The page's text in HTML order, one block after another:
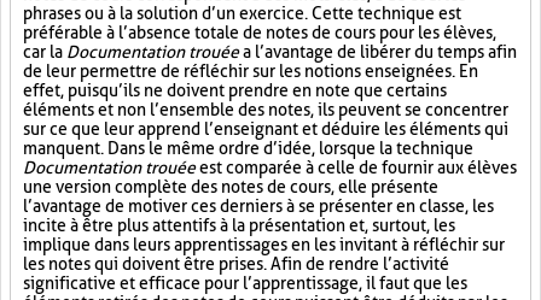
phrases ou à la solution d’un exercice. Cette technique est
préférable à l’absence totale de notes de cours pour les élèves,
car la Documentation trouéea l’avantage de libérer du temps afin
de leur permettre de réfléchir sur les notions enseignées. En
effet, puisqu’ils ne doivent prendre en note que certains
éléments et non l’ensemble des notes, ils peuvent se concentrer
sur ce que leur apprend l’enseignant et déduire les éléments qui
manquent. Dans le même ordre d’idée, lorsque la technique
Documentation trouéeest comparée à celle de fournir aux élèves
une version complète des notes de cours, elle présente
l’avantage de motiver ces derniers à se présenter en classe, les
incite à être plus attentifs à la présentation et, surtout, les
implique dans leurs apprentissages en les invitant à réfléchir sur
les notes qui doivent être prises. Afin de rendre l’activité
significative et efficace pour l’apprentissage, il faut que les